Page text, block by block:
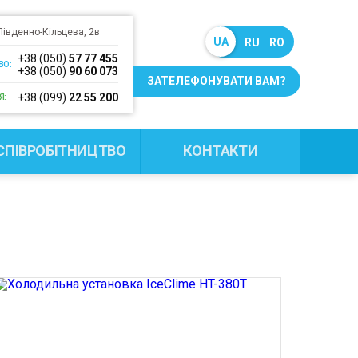
Кільцева, 2в
+38 (050) 57 77 455
+38 (050) 90 60 073
+38 (099) 22 55 200
UA RU RO
ЗАТЕЛЕФОНУВАТИ ВАМ?
КОНТАКТИ